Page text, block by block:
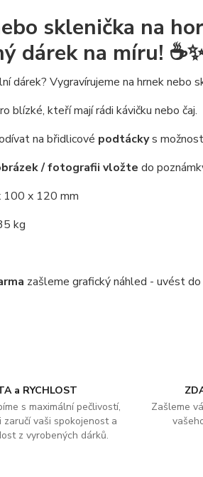
a RYCHLOST
s maximální pečlivostí,
zaručí vaši spokojenost a
z vyrobených dárků.
Zašleme
sklenička na
dárek na míru!
dárek? Vygravírujeme na hrnek
blízké, kteří mají rádi kávičku nebo čaj.
na břidlicové podtáckys
/ fotografii vložte do
100 x 120 mm
kg
zašleme grafický náhled - uvést